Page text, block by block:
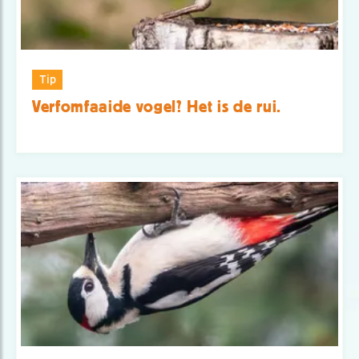
Tip
Verfomfaaide vogel? Het is de rui.